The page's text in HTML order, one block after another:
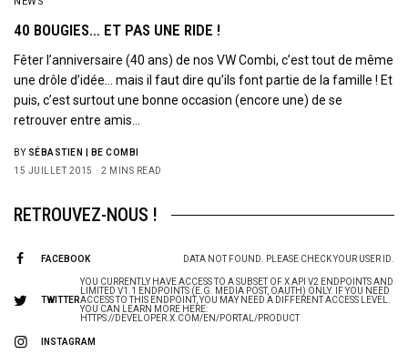
40 BOUGIES… ET PAS UNE RIDE !
Fêter l’anniversaire (40 ans) de nos VW Combi, c’est tout de même
une drôle d’idée… mais il faut dire qu’ils font partie de la famille ! Et
puis, c’est surtout une bonne occasion (encore une) de se
retrouver entre amis…
BY SÉBASTIEN | BE COMBI
15 JUILLET 2015
2 MINS READ
RETROUVEZ-NOUS !
FACEBOOK DATA NOT FOUND. PLEASE CHECK YOUR USER ID.
TWITTER
YOU CURRENTLY HAVE ACCESS TO A SUBSET OF X API V2 ENDPOINTS AND
LIMITED V1.1 ENDPOINTS (E.G. MEDIA POST, OAUTH) ONLY. IF YOU NEED
ACCESS TO THIS ENDPOINT, YOU MAY NEED A DIFFERENT ACCESS LEVEL.
YOU CAN LEARN MORE HERE:
HTTPS://DEVELOPER.X.COM/EN/PORTAL/PRODUCT
INSTAGRAM